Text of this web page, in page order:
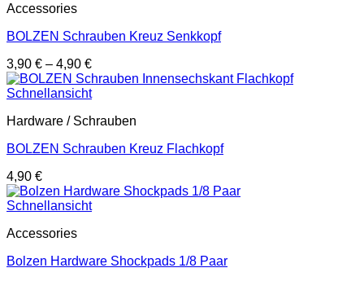
Accessories
BOLZEN Schrauben Kreuz Senkkopf
3,90 € – 4,90 €
Schnellansicht
Hardware / Schrauben
BOLZEN Schrauben Kreuz Flachkopf
4,90 €
Schnellansicht
Accessories
Bolzen Hardware Shockpads 1/8 Paar